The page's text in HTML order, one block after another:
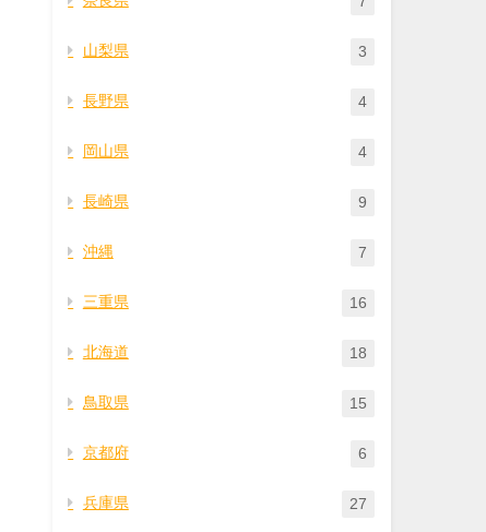
山梨県 3
長野県 4
岡山県 4
長崎県 9
沖縄 7
三重県 16
北海道 18
鳥取県 15
京都府 6
兵庫県 27